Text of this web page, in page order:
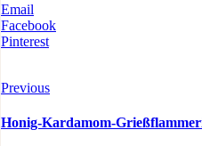
Email
Facebook
Pinterest
Previous
Honig-Kardamom-